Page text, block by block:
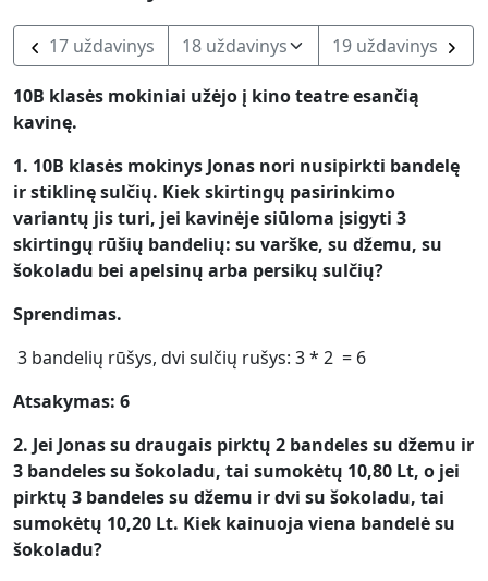
17 uždavinys 19 uždavinys
10B klasės mokiniai užėjo į kino teatre esančią
kavinę.
1. 10B klasės mokinys Jonas nori nusipirkti bandelę
ir stiklinę sulčių. Kiek skirtingų pasirinkimo
variantų jis turi, jei kavinėje siūloma įsigyti 3
skirtingų rūšių bandelių: su varške, su džemu, su
šokoladu bei apelsinų arba persikų sulčių?
Sprendimas.
3 bandelių rūšys, dvi sulčių rušys: 3 * 2 = 6
Atsakymas: 6
2. Jei Jonas su draugais pirktų 2 bandeles su džemu ir
3 bandeles su šokoladu, tai sumokėtų 10,80 Lt, o jei
pirktų 3 bandeles su džemu ir dvi su šokoladu, tai
sumokėtų 10,20 Lt. Kiek kainuoja viena bandelė su
šokoladu?